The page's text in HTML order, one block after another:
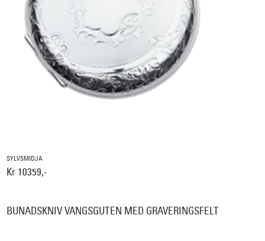
SYLVSMIDJA
Kr 10359,-
BUNADSKNIV VANGSGUTEN MED GRAVERINGSFELT